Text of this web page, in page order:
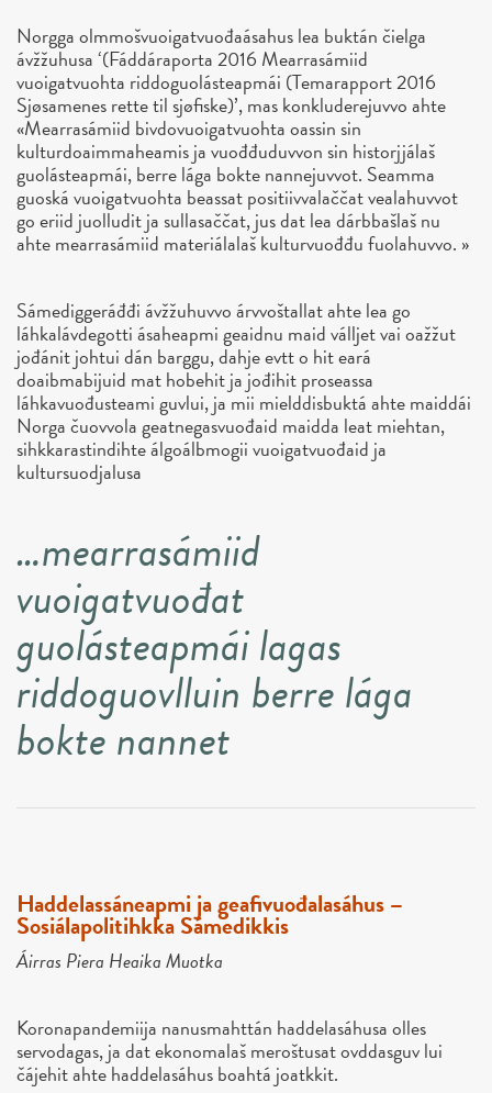
Norgga olmmošvuoigatvuođaásahus lea buktán čielga
ávžžuhusa ‘(Fáddáraporta 2016 Mearrasámiid
vuoigatvuohta riddoguolásteapmái (Temarapport 2016
Sjøsamenes rette til sjøfiske)’, mas konkluderejuvvo ahte
«Mearrasámiid bivdovuoigatvuohta oassin sin
kulturdoaimmaheamis ja vuođđuduvvon sin historjjálaš
guolásteapmái, berre lága bokte nannejuvvot. Seamma
guoská vuoigatvuohta beassat positiivvalaččat vealahuvvot
go eriid juolludit ja sullasaččat, jus dat lea dárbbašlaš nu
ahte mearrasámiid materiálalaš kulturvuođđu fuolahuvvo. »
Sámediggeráđđi ávžžuhuvvo árvvoštallat ahte lea go
láhkalávdegotti ásaheapmi geaidnu maid válljet vai oažžut
jođánit johtui dán barggu, dahje evtt o hit eará
doaibmabijuid mat hobehit ja jođihit proseassa
láhkavuođusteami guvlui, ja mii mielddisbuktá ahte maiddái
Norga čuovvola geatnegasvuođaid maidda leat miehtan,
sihkkarastindihte álgoálbmogii vuoigatvuođaid ja
kultursuodjalusa
…mearrasámiid
vuoigatvuođat
guolásteapmái lagas
riddoguovlluin berre lága
bokte nannet
Haddelassáneapmi ja geafivuođalasáhus –
Sosiálapolitihkka Sámedikkis
Áirras Piera Heaika Muotka
Koronapandemiija nanusmahttán haddelasáhusa olles
servodagas, ja dat ekonomalaš meroštusat ovddasguv lui
čájehit ahte haddelasáhus boahtá joatkkit.